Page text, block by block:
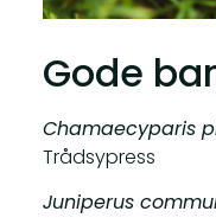
Gode
Chamaecyparis
Trådsypress
Juniperus